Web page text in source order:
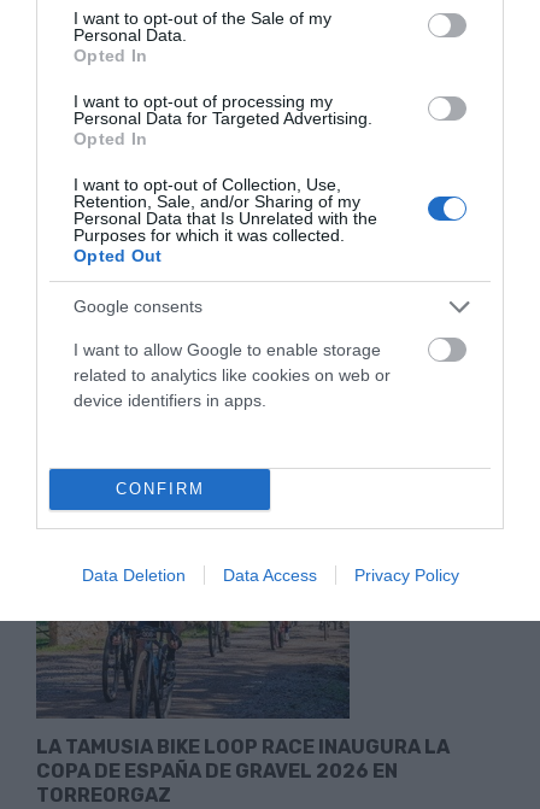
consent section.
I want to opt-out of the Sale of my
Personal Data.
Opted In
I want to opt-out of processing my
Personal Data for Targeted Advertising.
Opted In
I want to opt-out of Collection, Use,
Retention, Sale, and/or Sharing of my
Personal Data that Is Unrelated with the
Purposes for which it was collected.
Opted Out
Google consents
I want to allow Google to enable storage
related to analytics like cookies on web or
device identifiers in apps.
CONFIRM
Data Deletion Data Access Privacy Policy
TAMUSIA BIKE LOOP RACE 2026 ABRIÓ LA COPA
DE ESPAÑA GRAVEL 2026 EN TORREORGAZ
La Tamusia Bike Loop Race inauguró la Copa de España
Gravel 2026 en Torreorgaz con gran participación y
espectáculo...
LA TAMUSIA BIKE LOOP RACE INAUGURA LA
COPA DE ESPAÑA DE GRAVEL 2026 EN
TORREORGAZ